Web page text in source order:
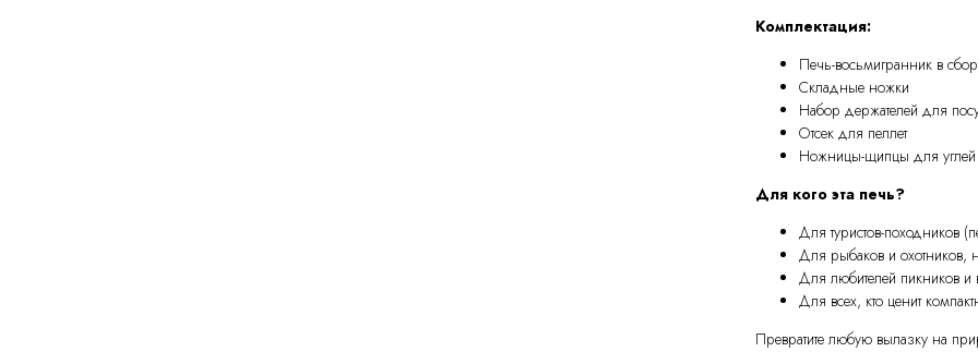
Комплектация:
Печь-восьмигранник в
Складные ножки
Набор держателей для
Отсек для пеллет
Ножницы-щипцы для углей
Для кого эта печь?
Для туристов-походников
Для рыбаков и
Для любителей пикников
Для всех, кто ценит
Превратите любую вылазку на